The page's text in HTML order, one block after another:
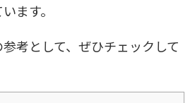
ます。
考として、ぜひチェックして